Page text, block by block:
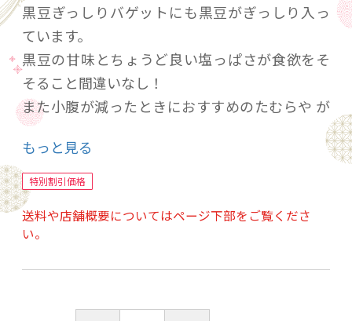
黒豆ぎっしりバゲットにも黒豆がぎっしり入っ
ています。
黒豆の甘味とちょうど良い塩っぱさが食欲をそ
そること間違いなし！
また小腹が減ったときにおすすめのたむらや が
贈る最強菓子パン！
黒豆ごろごろと黒豆あんぱんは、黒豆ぎっしり
はもちろん、１個食べただけでも腹持ちが良い
菓子パンです。
是非一度ご賞味ください！
【セット内容】
もっと見る
特別割引価格
送料や店舗概要についてはページ下部をご覧くださ
い。